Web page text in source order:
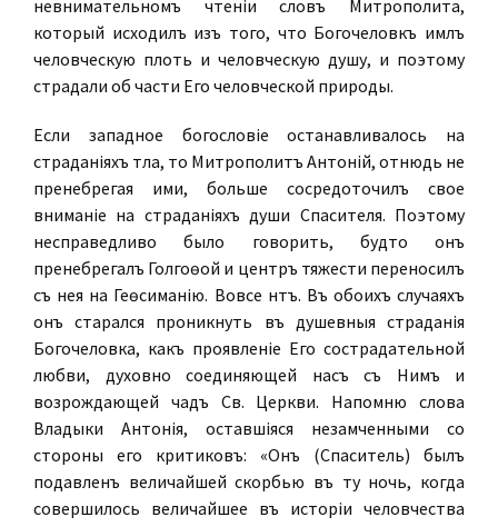
невнимательномъ чтеніи словъ Митрополита,
который исходилъ изъ того, что Богочеловѣкъ имѣлъ
человѣческую плоть и человѣческую душу, и поэтому
страдали обѣ части Его человѣческой природы.
Если западное богословіе останавливалось на
страданіяхъ тѣла, то Митрополитъ Антоній, отнюдь не
пренебрегая ими, больше сосредоточилъ свое
вниманіе на страданіяхъ души Спасителя. Поэтому
несправедливо было говорить, будто онъ
пренебрегалъ Голгоѳой и центръ тяжести переносилъ
съ нея на Геѳсиманію. Вовсе нѣтъ. Въ обоихъ случаяхъ
онъ старался проникнуть въ душевныя страданія
Богочеловѣка, какъ проявленіе Его сострадательной
любви, духовно соединяющей насъ съ Нимъ и
возрождающей чадъ Св. Церкви. Напомню слова
Владыки Антонія, оставшіяся незамѣченными со
стороны его критиковъ: «Онъ (Спаситель) былъ
подавленъ величайшей скорбью въ ту ночь, когда
совершилось величайшее въ исторіи человѣчества